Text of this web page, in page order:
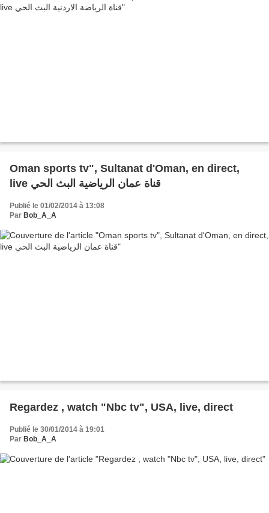
Oman sports tv", Sultanat d'Oman, en direct,
live قناة عمان الرياضية البث الحي
Publié le 01/02/2014 à 13:08
Par Bob_A_A
Regardez , watch "Nbc tv", USA, live, direct
Publié le 30/01/2014 à 19:01
Par Bob_A_A